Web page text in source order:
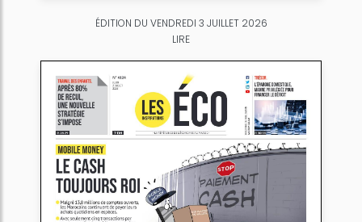
ÉDITION DU VENDREDI 3 JUILLET 2026
LIRE